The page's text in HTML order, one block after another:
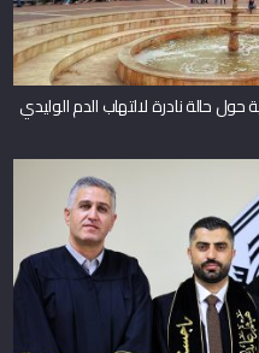
حالة نادرة لالتهاب الدم الوليدي